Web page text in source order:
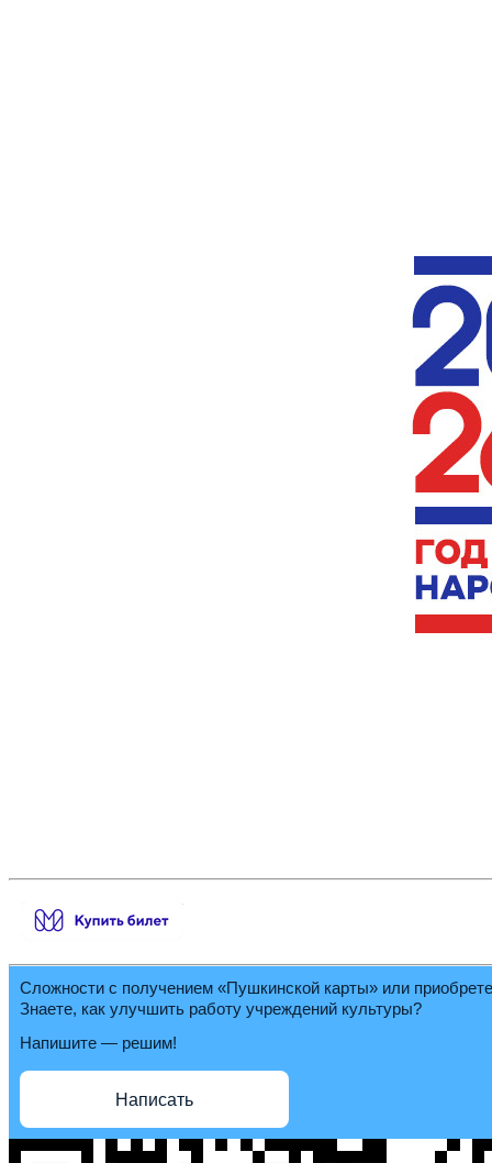
Сложности с получением «Пушкинской карты» или
Знаете, как улучшить работу учреждений культуры?
Напишите — решим!
Написать